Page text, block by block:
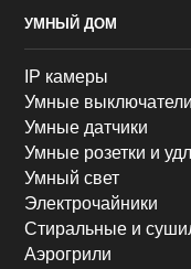
УМНЫЙ ДОМ
IP камеры
Умные
Умные датчики
Умные розетки и
Умный свет
Электрочайники
Стиральные и
Аэрогрили